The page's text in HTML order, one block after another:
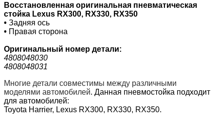
Восстановленная оригинальная пневматическая
стойка Lexus RX300, RX330, RX350
• Задняя ось
• Правая сторона
Оригинальный номер детали:
4808048030
4808048031
Многие детали совместимы между различными
моделями автомобилей. Данная пневмостойка подходит
для автомобилей:
Toyota Harrier, Lexus RX300, RX330, RX350.